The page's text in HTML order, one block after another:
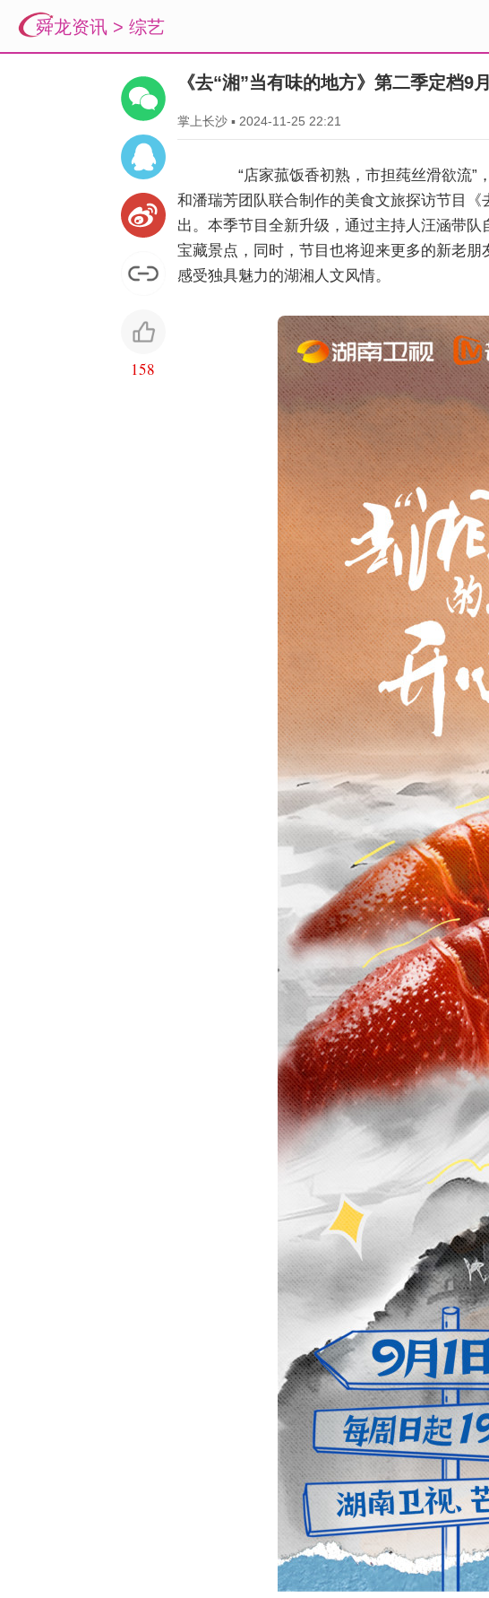
舜龙资讯 > 综艺
158
《去“湘”当有味的地方》第二季定档9
掌上长沙▪ 2024-11-25 22:21
“店家菰饭香初熟，市担莼丝滑欲流”
和潘瑞芳团队联合制作的美食文旅探访节目《
出。本季节目全新升级，通过主持人汪涵带
宝藏景点，同时，节目也将迎来更多的新老
感受独具魅力的湖湘人文风情。